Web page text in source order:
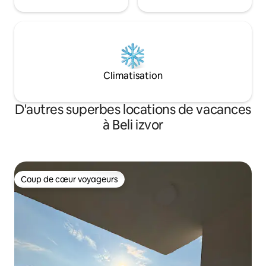
Climatisation
D'autres superbes locations de vacances
à Beli izvor
Coup de cœur voyageurs
Coup de cœur voyageurs